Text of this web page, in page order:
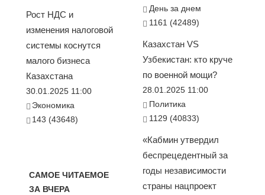
Рост НДС и
изменения налоговой
системы коснутся
малого бизнеса
Казахстана
30.01.2025 11:00
Экономика
143 (43648)
САМОЕ ЧИТАЕМОЕ
ЗА ВЧЕРА
День за днем
1161 (42489)
Казахстан VS
Узбекистан: кто круче
по военной мощи?
28.01.2025 11:00
Политика
1129 (40833)
«Кабмин утвердил
беспрецедентный за
годы независимости
страны нацпроект